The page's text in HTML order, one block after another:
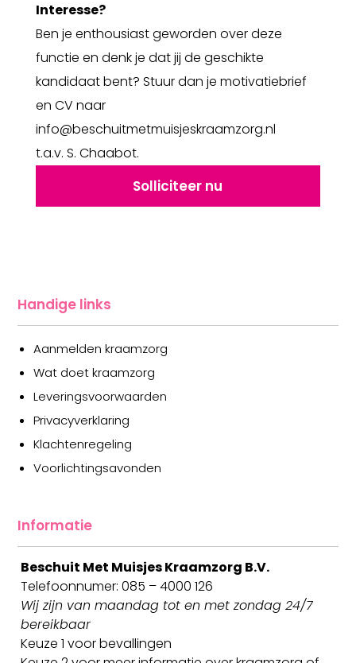
Interesse?
Ben je enthousiast geworden over deze
functie en denk je dat jij de geschikte
kandidaat bent? Stuur dan je motivatiebrief
en CV naar
info@beschuitmetmuisjeskraamzorg.nl
t.a.v. S. Chaabot.
Solliciteer nu
Handige links
Aanmelden kraamzorg
Wat doet kraamzorg
Leveringsvoorwaarden
Privacyverklaring
Klachtenregeling
Voorlichtingsavonden
Informatie
Beschuit Met Muisjes Kraamzorg B.V.
Telefoonnumer: 085 – 4000 126
Wij zijn van maandag tot en met zondag 24/7
bereikbaar
Keuze 1 voor bevallingen